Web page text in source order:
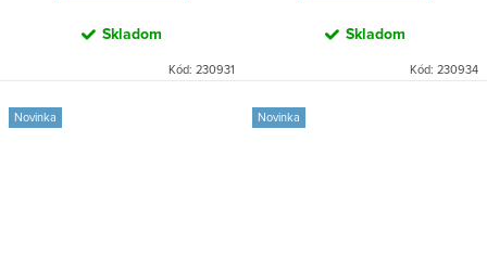
Skladom
Kód: 230931
Skladom
Kód: 230934
Novinka Novinka